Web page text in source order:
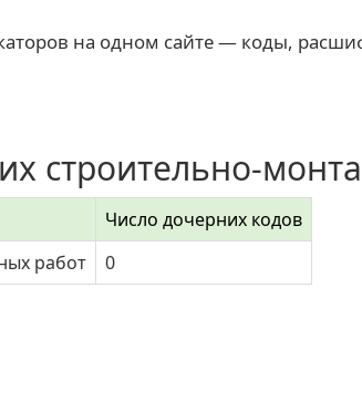
на одном сайте — коды,
строительно-
Число дочерних кодов
работ 0